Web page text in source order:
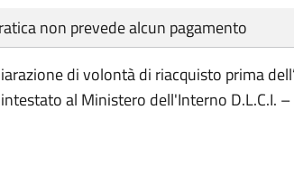
non prevede alcun pagamento
di volontà di riacquisto prima
al Ministero dell'Interno D.L.C.I. –